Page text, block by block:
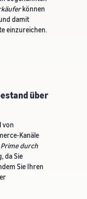
können
damit
einzureichen.
über
von
Kanäle
Prime durch
da Sie
Sie Ihren